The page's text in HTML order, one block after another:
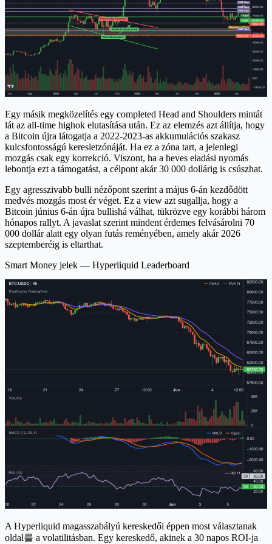
Egy másik megközelítés egy completed Head and Shoulders mintát
lát az all-time highok elutasítása után. Ez az elemzés azt állítja, hogy
a Bitcoin újra látogatja a 2022-2023-as akkumulációs szakasz
kulcsfontosságú keresletzónáját. Ha ez a zóna tart, a jelenlegi
mozgás csak egy korrekció. Viszont, ha a heves eladási nyomás
lebontja ezt a támogatást, a célpont akár 30 000 dollárig is csúszhat.
Egy agresszivabb bulli nézőpont szerint a május 6-án kezdődött
medvés mozgás most ér véget. Ez a view azt sugallja, hogy a
Bitcoin június 6-án újra bullishá válhat, tükrözve egy korábbi három
hónapos rallyt. A javaslat szerint mindent érdemes felvásárolni 70
000 dollár alatt egy olyan futás reményében, amely akár 2026
szeptemberéig is eltarthat.
Smart Money jelek — Hyperliquid Leaderboard
A Hyperliquid magasszabályú kereskedői éppen most választanak
oldal를 a volatilitásban. Egy kereskedő, akinek a 30 napos ROI-ja